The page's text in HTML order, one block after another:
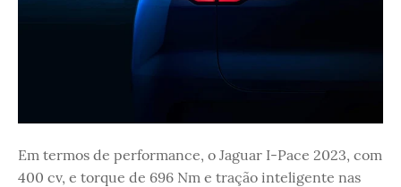
Em termos de performance, o Jaguar I-Pace 2023, com
400 cv, e torque de 696 Nm e tração inteligente nas